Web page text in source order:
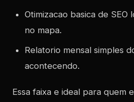
Otimizacao basica de
no mapa.
Relatorio mensal simples
acontecendo.
Essa faixa e ideal para quem